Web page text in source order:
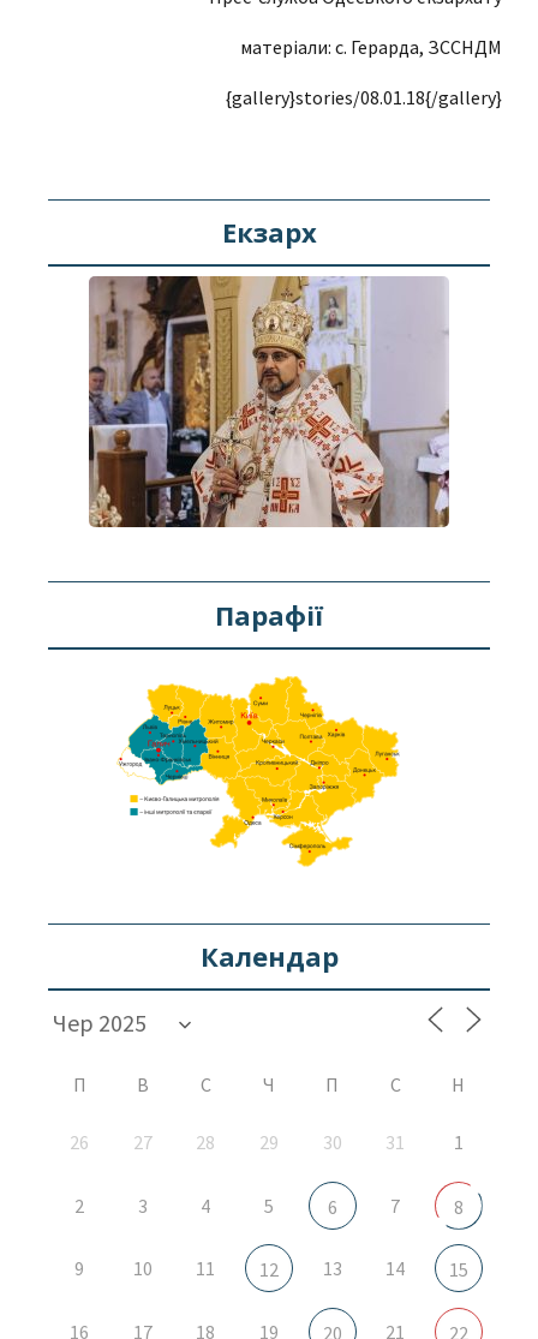
матеріали: с. Герарда, ЗССНДМ
{gallery}stories/08.01.18{/gallery}
Екзарх
Парафії
Календар
П В С Ч П С Н
26 27 28 29 30 31 1
2 3 4 5 6 7 8
9 10 11 12 13 14 15
16 17 18 19 20 21 22